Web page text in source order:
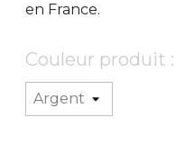
en France.
Couleur produit :